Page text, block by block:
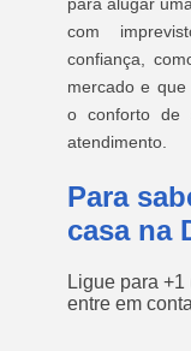
com
confiança,
mercado e
o conforto de
atendimento.
Para
casa na
Ligue para +1
entre em